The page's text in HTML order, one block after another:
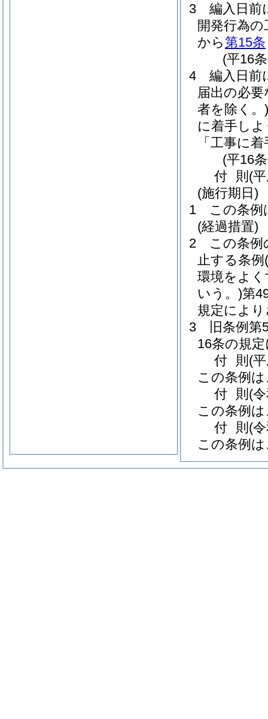
3
編入日前
開発行為
から第15条
(平16
4
編入日前
届出の必
者を除く。)
に着手し
「工事に
(平16
付 則 (
(施行期日)
1
この条例
(経過措置)
2
この条例
止する条例
環境をよ
いう。)第
規定によ
3
旧条例
16条の規
付 則 (
この条例
付 則 (
この条例
付 則 (
この条例